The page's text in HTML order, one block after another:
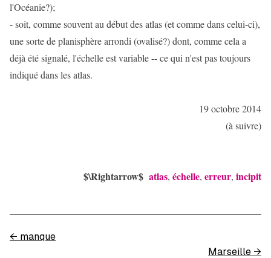
l'Océanie?);
- soit, comme souvent au début des atlas (et comme dans celui-ci),
une sorte de planisphère arrondi (ovalisé?) dont, comme cela a
déjà été signalé, l'échelle est variable -- ce qui n'est pas toujours
indiqué dans les atlas.
19 octobre 2014
(à suivre)
$\Rightarrow$ atlas, échelle, erreur, incipit
← manque
Marseille →